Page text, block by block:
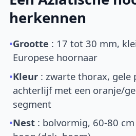
herkennen
•Grootte : 17 tot 30 mm,
Europese hoornaar
•Kleur : zwarte thorax, gele
achterlijf met een oranje/
segment
•Nest : bolvormig, 60-80